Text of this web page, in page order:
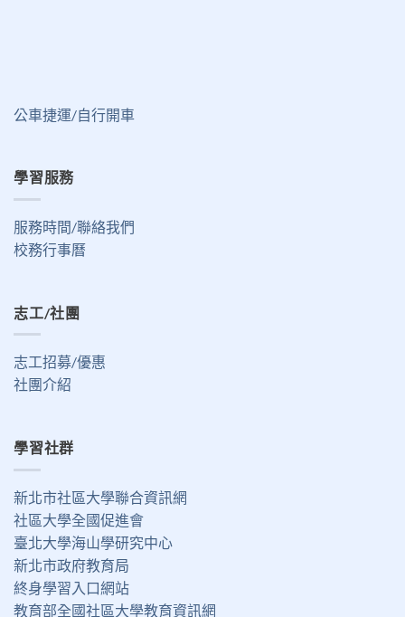
公車捷運/自行開車
學習服務
服務時間/聯絡我們
校務行事曆
志工/社團
志工招募/優惠
社團介紹
學習社群
新北市社區大學聯合資訊網
社區大學全國促進會
臺北大學海山學研究中心
新北市政府教育局
終身學習入口網站
教育部全國社區大學教育資訊網